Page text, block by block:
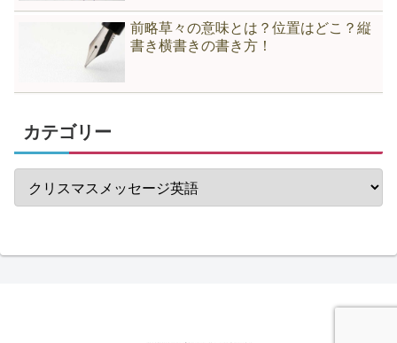
前略草々の意味とは？位置はどこ？縦
書き横書きの書き方！
カテゴリー